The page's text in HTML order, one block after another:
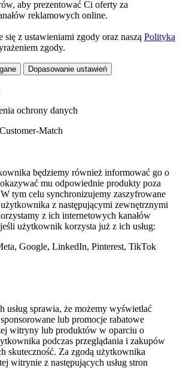
aby prezentować Ci oferty za
reklamowych online.
się z ustawieniami zgody oraz naszą Polityką
zgody.
Dopasowanie ustawień
ochrony danych
Match
będziemy również informować go o
mu odpowiednie produkty poza
tym celu synchronizujemy zaszyfrowane
z następującymi zewnętrznymi
z ich internetowych kanałów
użytkownik korzysta już z ich usług:
Google, LinkedIn, Pinterest, TikTok
usług sprawia, że możemy wyświetlać
lub promocje rabatowe
witryny lub produktów w oparciu o
podczas przeglądania i zakupów
skuteczność. Za zgodą użytkownika
witrynie z następujących usług stron